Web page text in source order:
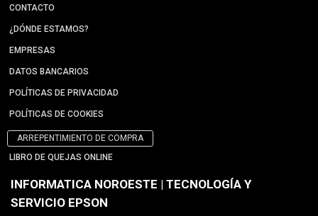
CONTACTO
¿DÓNDE ESTAMOS?
EMPRESAS
DATOS BANCARIOS
POLÍTICAS DE PRIVACIDAD
POLÍTICAS DE COOKIES
ARREPENTIMIENTO DE COMPRA
LIBRO DE QUEJAS ONLINE
INFORMATICA NOROESTE | TECNOLOGÍA Y
SERVICIO EPSON